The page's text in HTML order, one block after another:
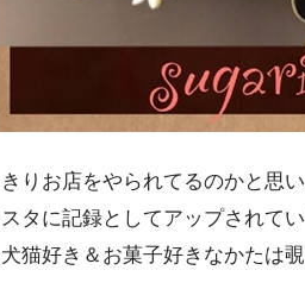
りお店をやられてるのかと思い
タに記録としてアップされて
猫好き＆お菓子好きなかたは